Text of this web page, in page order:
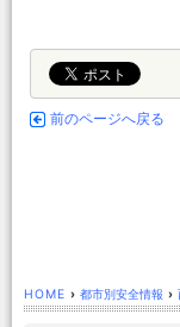
前のページへ戻る
HOME › 都市別安全情報 ›